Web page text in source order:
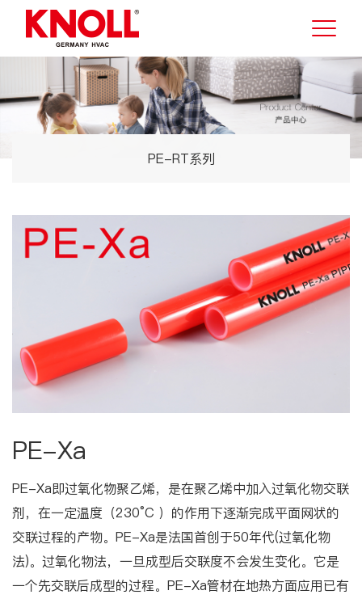
PE-RT系列
PE-Xa
PE-Xa即过氧化物聚乙烯，是在聚乙烯中加入过氧化物交联
剂，在一定温度（230°C ）的作用下逐渐完成平面网状的
交联过程的产物。PE-Xa是法国首创于50年代(过氧化物
法)。过氧化物法，一旦成型后交联度不会发生变化。它是
一个先交联后成型的过程。PE-Xa管材在地热方面应用已有